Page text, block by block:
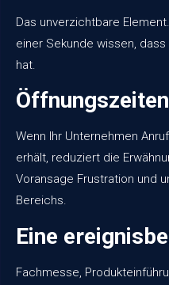
Das unverzichtbare
einer Sekunde wissen,
hat.
Wenn Ihr Unternehmen
erhält, reduziert die
Voransage Frustration und
Bereichs.
Eine
Fachmesse,